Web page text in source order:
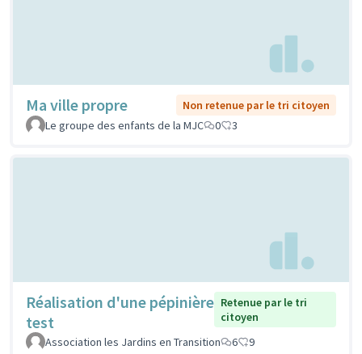
Ma ville propre
Non retenue par le tri citoyen
Le groupe des enfants de la MJC
0 3
Réalisation d'une pépinière
test
Retenue par le tri
citoyen
Association les Jardins en Transition
6 9